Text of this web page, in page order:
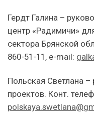
Гердт Галина –
центр «Радимичи»
сектора Брянской
860-51-11 , е-mаil:
Польская Светлана
проектов. Конт.